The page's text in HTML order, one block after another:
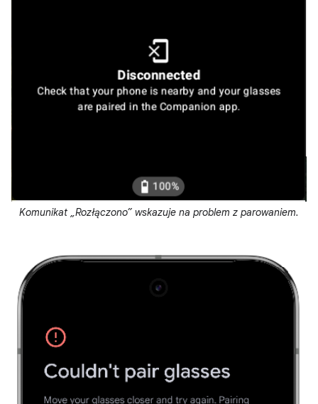
Komunikat „Rozłączono” wskazuje na problem z parowaniem.